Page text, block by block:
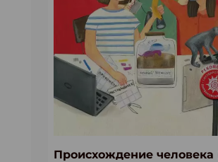
Происхождение человека